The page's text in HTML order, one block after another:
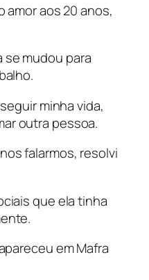
amor aos 20 anos,
se mudou para
minha vida,
outra pessoa.
falarmos, resolvi
que ela tinha
em Mafra